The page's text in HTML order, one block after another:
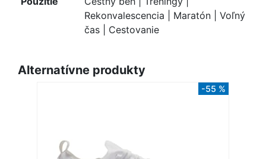
Rekonvalescencia | Maratón | Voľný
čas | Cestovanie
Alternatívne produkty
-55 %